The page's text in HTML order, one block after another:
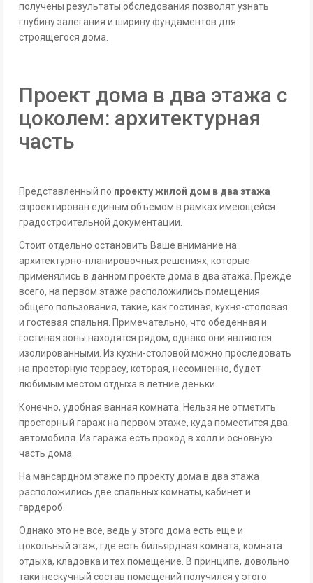
получены результаты обследования позволят узнать
глубину залегания и ширину фундаментов для
строящегося дома.
Проект дома в два этажа с
цоколем: архитектурная
часть
Представленный по проекту жилой дом в два этажа
спроектирован единым объемом в рамках имеющейся
градостроительной документации.
Стоит отдельно остановить Ваше внимание на
архитектурно-планировочных решениях, которые
применялись в данном проекте дома в два этажа. Прежде
всего, на первом этаже расположились помещения
общего пользования, такие, как гостиная, кухня-столовая
и гостевая спальня. Примечательно, что обеденная и
гостиная зоны находятся рядом, однако они являются
изолированными. Из кухни-столовой можно проследовать
на просторную террасу, которая, несомненно, будет
любимым местом отдыха в летние деньки.
Конечно, удобная ванная комната. Нельзя не отметить
просторный гараж на первом этаже, куда поместится два
автомобиля. Из гаража есть проход в холл и основную
часть дома.
На мансардном этаже по проекту дома в два этажа
расположились две спальных комнаты, кабинет и
гардероб.
Однако это не все, ведь у этого дома есть еще и
цокольный этаж, где есть бильярдная комната, комната
отдыха, кладовка и тех.помещение. В принципе, довольно
таки нескучный состав помещений получился у этого